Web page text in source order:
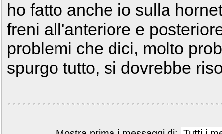
ho fatto anche io sulla
freni all'anteriore e
problemi che dici, molto
spurgo tutto, si dovrebbe